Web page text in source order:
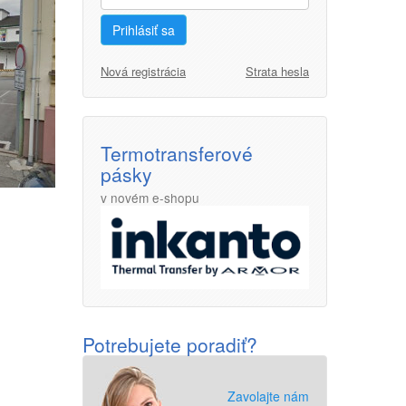
Prihlásiť sa
Nová registrácia Strata hesla
Termotransferové
pásky
v novém e-shopu
Potrebujete poradiť?
Zavolajte nám